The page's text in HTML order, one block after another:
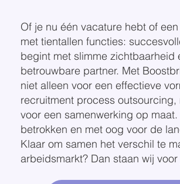
Of je nu één vacature hebt of
met tientallen functies:
begint met slimme zichtbaarheid
betrouwbare partner. Met
niet alleen voor een effectieve
recruitment process outsourcing,
voor een samenwerking op maat.
betrokken en met oog voor de
Klaar om samen het verschil te
arbeidsmarkt? Dan staan wij voor